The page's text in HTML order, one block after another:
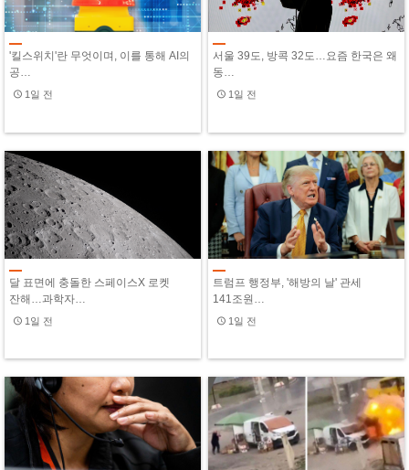
'킬스위치'란 무엇이며, 이를 통해 AI의
공…
1일 전
서울 39도, 방콕 32도…요즘 한국은 왜
동…
1일 전
달 표면에 충돌한 스페이스X 로켓
잔해…과학자…
1일 전
트럼프 행정부, '해방의 날' 관세
141조원…
1일 전